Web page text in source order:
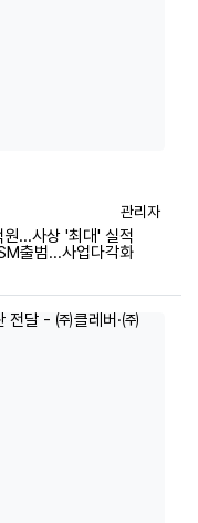
등록자
관리자
...사상 '최대' 실적
출범...사업다각화